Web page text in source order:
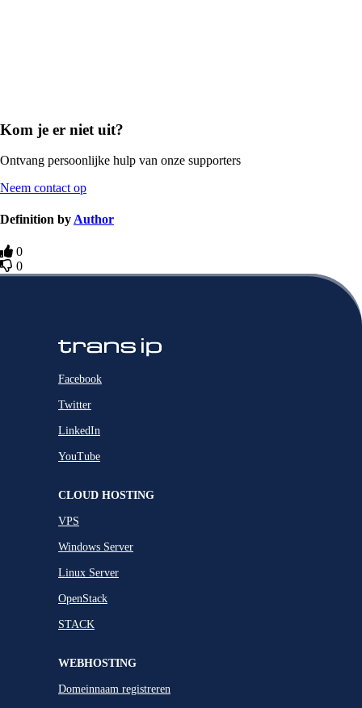
Kom je er niet uit?
Ontvang persoonlijke hulp van onze supporters
Neem contact op
Definition byAuthor
0
0
Facebook
Twitter
LinkedIn
YouTube
CLOUD HOSTING
VPS
Windows Server
Linux Server
OpenStack
STACK
WEBHOSTING
Domeinnaam registreren